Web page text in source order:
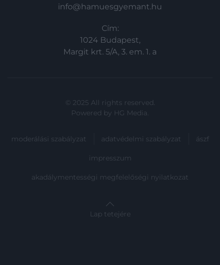
info@hamuesgyemant.hu
Cím:
1024 Budapest,
Margit krt. 5/A, 3. em. 1. a
© 2025 All rights reserved.
Powered by HG Media.
moderálási szabályzat adatvédelmi szabályzat ászf
impresszum
akadálymentességi megfelelőségi nyilatkozat
Lap tetejére